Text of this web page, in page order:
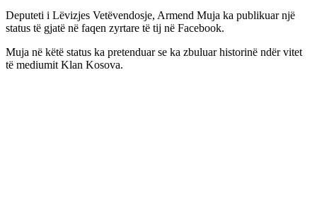
Deputeti i Lëvizjes Vetëvendosje, Armend Muja ka publikuar një
status të gjatë në faqen zyrtare të tij në Facebook.
Muja në këtë status ka pretenduar se ka zbuluar historinë ndër vitet
të mediumit Klan Kosova.